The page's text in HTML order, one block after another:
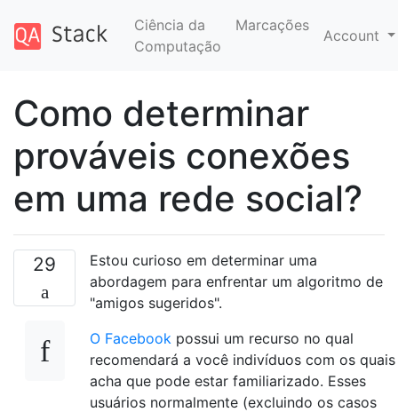
Ciência da
Computação
Marcações
Account
Como determinar
prováveis ​​conexões
em uma rede social?
29
Estou curioso em determinar uma
abordagem para enfrentar um algoritmo de
"amigos sugeridos".
O Facebook possui um recurso no qual
recomendará a você indivíduos com os quais
acha que pode estar familiarizado. Esses
usuários normalmente (excluindo os casos